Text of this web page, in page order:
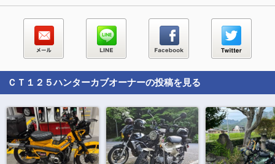
ＣＴ１２５ハンターカブオーナーの投稿を見る